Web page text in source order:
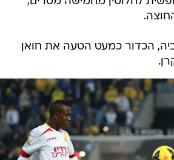
הגביה, הכדור כמעט הטעה את חואן